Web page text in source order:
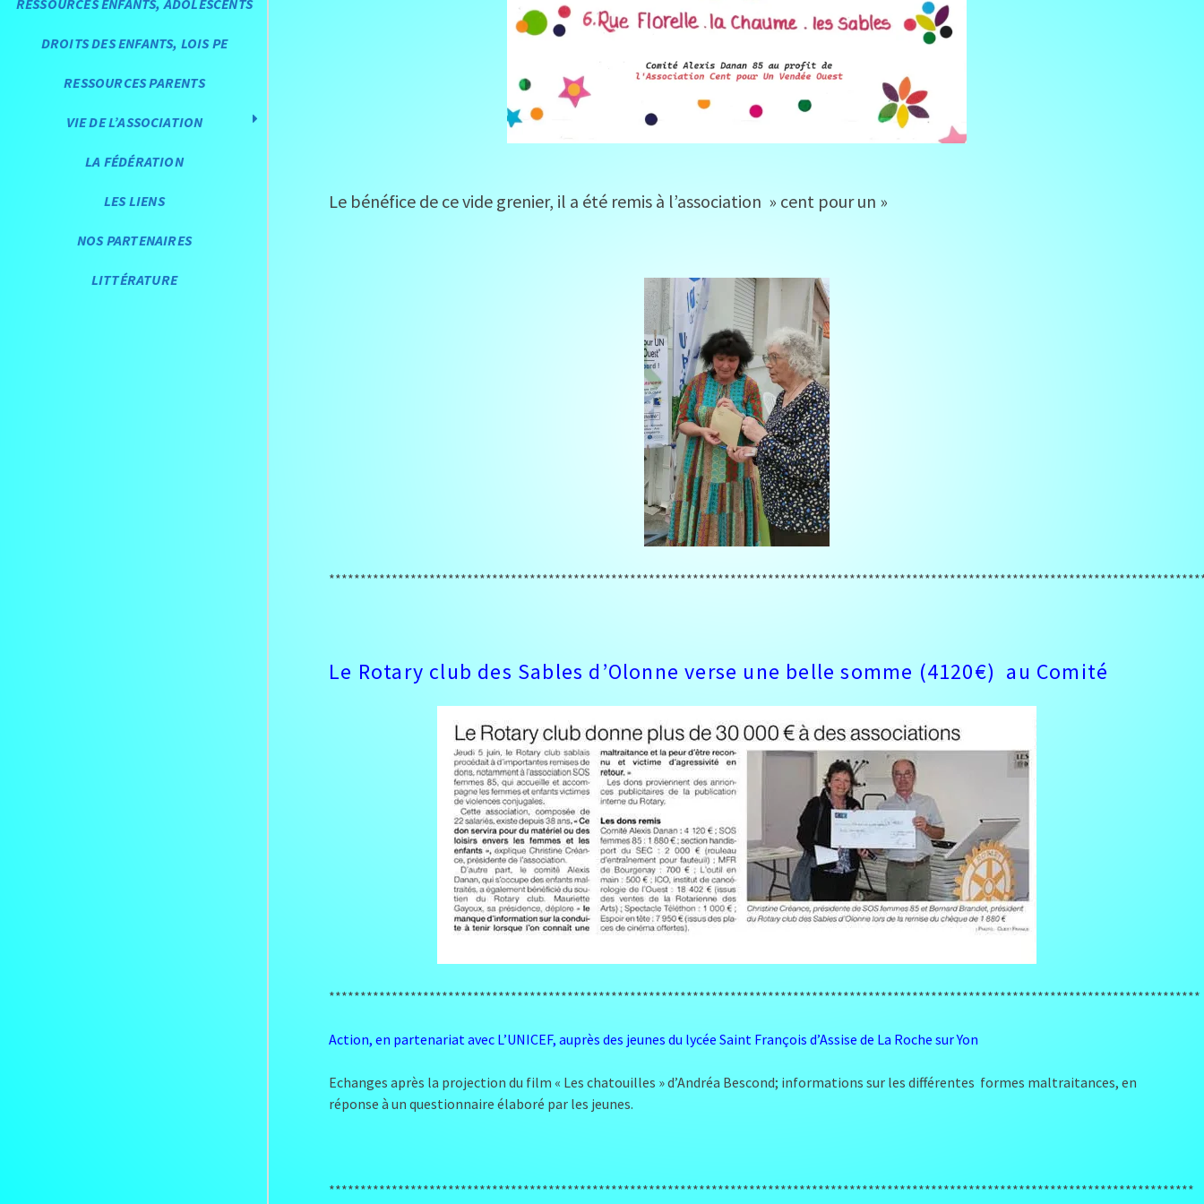
RESSOURCES ENFANTS, ADOLESCENTS
DROITS DES ENFANTS, LOIS PE
RESSOURCES PARENTS
VIE DE L’ASSOCIATION
LA FÉDÉRATION
LES LIENS
NOS PARTENAIRES
LITTÉRATURE
Le bénéfice de ce vide grenier, il a été remis à l’association » cent pour un »
Le Rotary club des Sables d’Olonne verse une belle somme (4120€) au Comité
*******************************************************************************************************************************************
Action, en partenariat avec L’UNICEF, auprès des jeunes du lycée Saint François d’Assise de La Roche sur Yon
Echanges après la projection du film « Les chatouilles » d’Andréa Bescond; informations sur les différentes formes maltraitances, en
réponse à un questionnaire élaboré par les jeunes.
******************************************************************************************************************************************